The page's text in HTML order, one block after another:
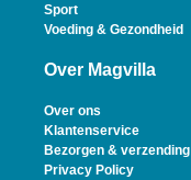
Sport
Voeding & Gezondheid
Over Magvilla
Over ons
Klantenservice
Bezorgen & verzending
Privacy Policy